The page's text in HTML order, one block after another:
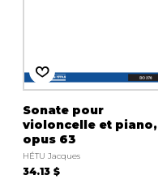
Sonate pour
violoncelle et piano,
opus 63
HÉTU Jacques
34.13 $